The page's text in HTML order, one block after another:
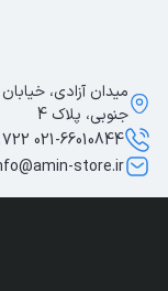
میدان آزادی،
جنوبی، پلاک 4
021-66010844 021-66011722 021-66016399
store.ir